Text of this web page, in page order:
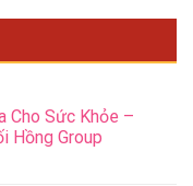
Cho Sức Khỏe –
Hồng Group